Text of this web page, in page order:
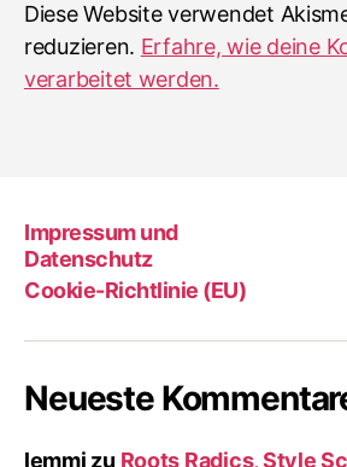
Diese Website verwendet
reduzieren. Erfahre, wie deine
verarbeitet werden.
Impressum und
Datenschutz
Cookie-Richtlinie (EU)
Neueste
lemmi zu Roots Radics, Style